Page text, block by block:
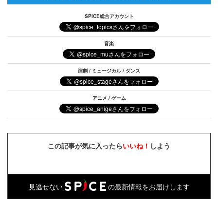
SPICE総合アカウント
音楽
演劇 / ミュージカル / ダンス
アニメ / ゲーム
この記事が気に入ったらいいね！ しよう
見逃せない の最新情報をお届けします